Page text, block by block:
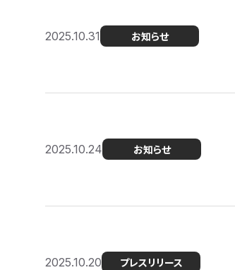
2025.10.31 お知らせ
2025.10.24 お知らせ
2025.10.20 プレスリリース